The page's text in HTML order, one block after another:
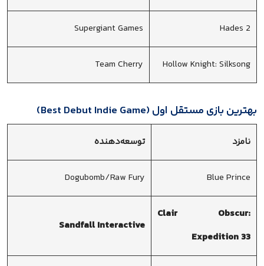
Hades 2
Supergiant Games
Hollow Knight: Silksong
Team Cherry
بهترین بازی مستقل اول (Best Debut Indie Game)
نامزد توسعه‌دهنده
Blue Prince
Dogubomb/Raw Fury
Clair Obscur:
Expedition 33
Sandfall Interactive